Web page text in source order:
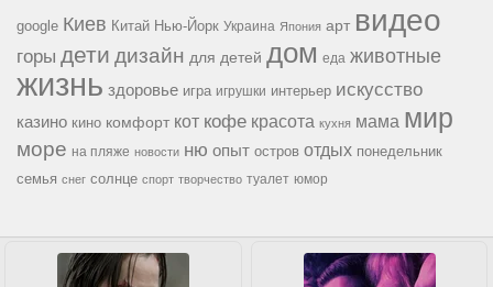
google Киев Китай Нью-Йорк Украина Япония арт видео
горы дети дизайн для детей дом еда животные
жизнь здоровье игра игрушки интерьер искусство
казино кино комфорт кот кофе красота кухня мама мир
море на пляже новости ню опыт остров отдых понедельник
семья снег солнце спорт творчество туалет юмор